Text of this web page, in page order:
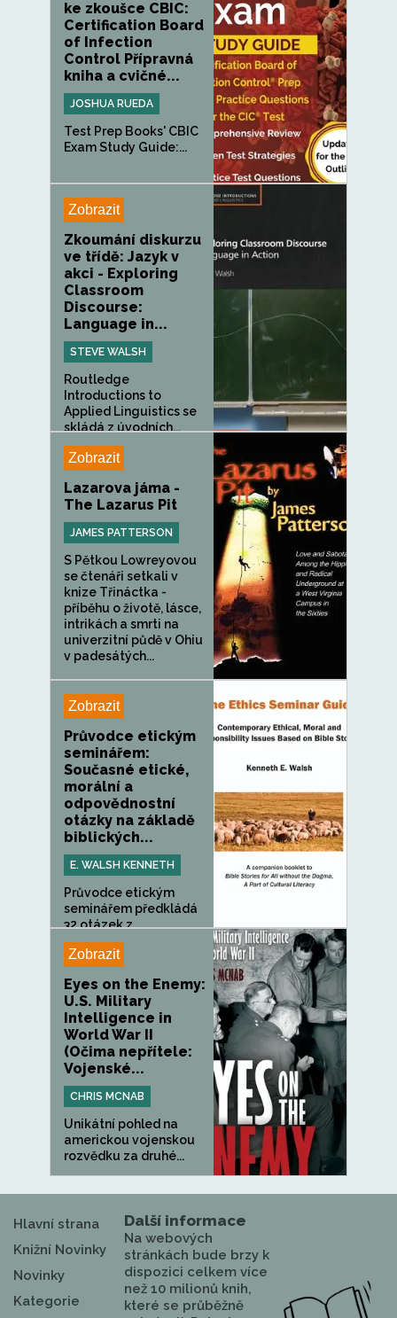
ke zkoušce CBIC:
Certification Board
of Infection
Control Přípravná
kniha a cvičné...
JOSHUA RUEDA
Test Prep Books' CBIC
Exam Study Guide:...
Zobrazit
Zkoumání diskurzu
ve třídě: Jazyk v
akci - Exploring
Classroom
Discourse:
Language in...
STEVE WALSH
Routledge
Introductions to
Applied Linguistics se
skládá z úvodních...
Zobrazit
Lazarova jáma -
The Lazarus Pit
JAMES PATTERSON
S Pětkou Lowreyovou
se čtenáři setkali v
knize Třináctka -
příběhu o životě, lásce,
intrikách a smrti na
univerzitní půdě v Ohiu
v padesátých...
Zobrazit
Průvodce etickým
seminářem:
Současné etické,
morální a
odpovědnostní
otázky na základě
biblických...
E. WALSH KENNETH
Průvodce etickým
seminářem předkládá
32 otázek z...
Zobrazit
Eyes on the Enemy:
U.S. Military
Intelligence in
World War II
(Očima nepřítele:
Vojenské...
CHRIS MCNAB
Unikátní pohled na
americkou vojenskou
rozvědku za druhé...
Hlavní strana
Knižní Novinky
Novinky
Kategorie
Další informace
Na webových
stránkách bude brzy k
dispozici celkem více
než 10 milionů knih,
které se průběžně